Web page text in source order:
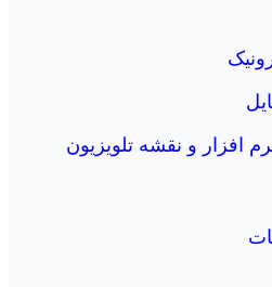
افزار و نقشه تلویزیون